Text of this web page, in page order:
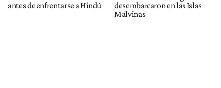
antes de enfrentarse a Hindú
desembarcaron en las Islas
Malvinas